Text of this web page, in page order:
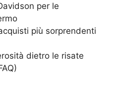
per le
più sorprendenti
dietro le risate